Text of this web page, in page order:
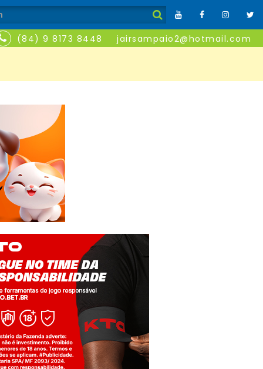
(84) 9 8173 8448 jairsampaio2@hotmail.com